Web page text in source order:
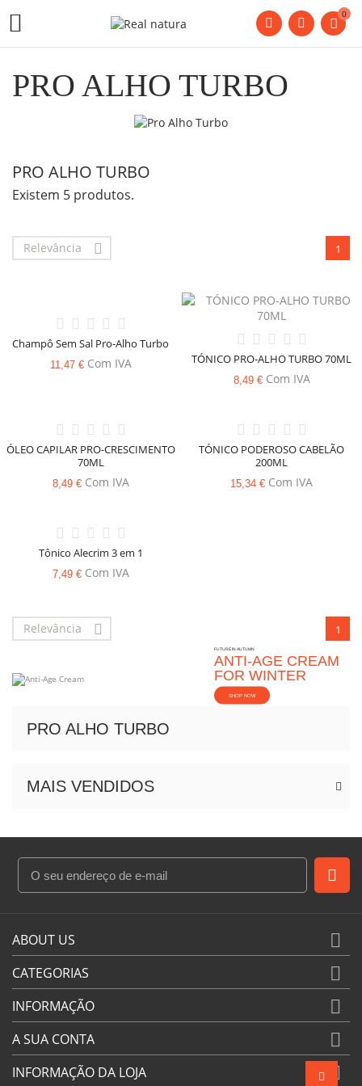
 0
PRO ALHO TURBO
PRO ALHO TURBO
MAIS VENDIDOS
PRO ALHO TURBO
Existem 5 produtos.
Relevância  1
Champô Sem Sal Pro-Alho Turbo
11,47 €Com IVA TÓNICO PRO-ALHO TURBO 70ML
8,49 €Com IVA
ÓLEO CAPILAR PRO-CRESCIMENTO
70ML
8,49 €Com IVA
TÓNICO PODEROSO CABELÃO
200ML
15,34 € Com IVA
Tônico Alecrim 3 em 1
7,49 €Com IVA
Relevância  1
FUTURE IN AUTUMN
ANTI-AGE CREAM
FOR WINTER
SHOP NOW
ABOUT US 
CATEGORIAS 
INFORMAÇÃO 
A SUA CONTA 
INFORMAÇÃO DA LOJA 